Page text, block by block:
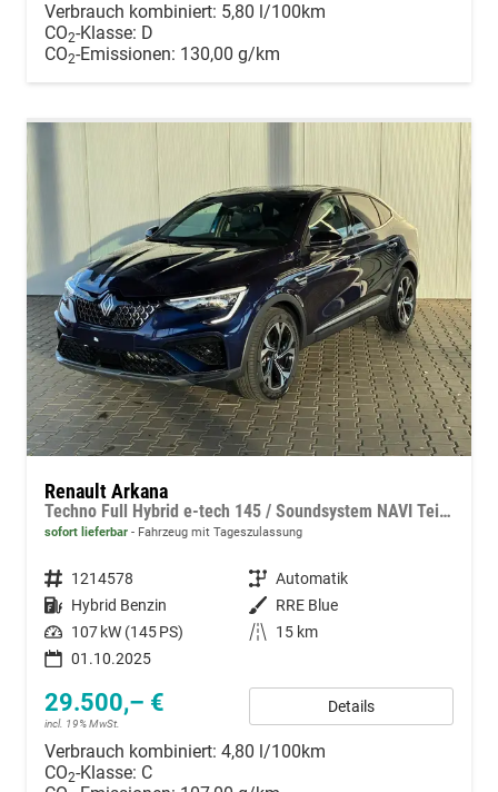
Verbrauch kombiniert: 5,80 l/100km
CO2-Klasse: D
CO2-Emissionen: 130,00 g/km
Renault Arkana
Techno Full Hybrid e-tech 145 / Soundsystem NAVI Teilleder ACC PDC vo.+hi. Rückfahrkamera KEYLESS LED
sofort lieferbar Fahrzeug mit Tageszulassung
Fahrzeugnummer 1214578 Getriebe Automatik
Kraftstoff Hybrid Benzin Außenfarbe RRE Blue
Leistung 107 kW (145 PS) Kilometerstand
15 km
01.10.2025
29.500,– €
incl. 19% MwSt.
Details
Verbrauch kombiniert: 4,80 l/100km
CO2-Klasse: C